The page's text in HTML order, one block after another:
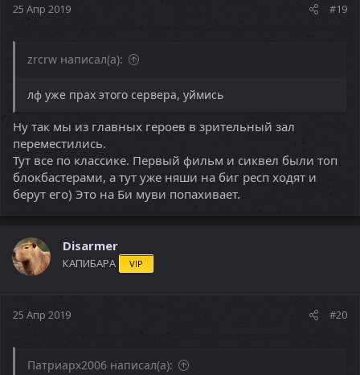
25 Апр 2019 #19
zrcrw написал(а):
лф уже прах этого сервера, уймись
Ну так мы из главных героев в зрительный зал
переместились.
Тут все по классике. Первый фильм и сиквел были топ
блокбастерами, а тут уже няши на биг респ ходят и
берут его) Это на Би муви попахивает.
Disarmer
КАПИБАРА VIP
25 Апр 2019 #20
Патриарх2006 написал(а):